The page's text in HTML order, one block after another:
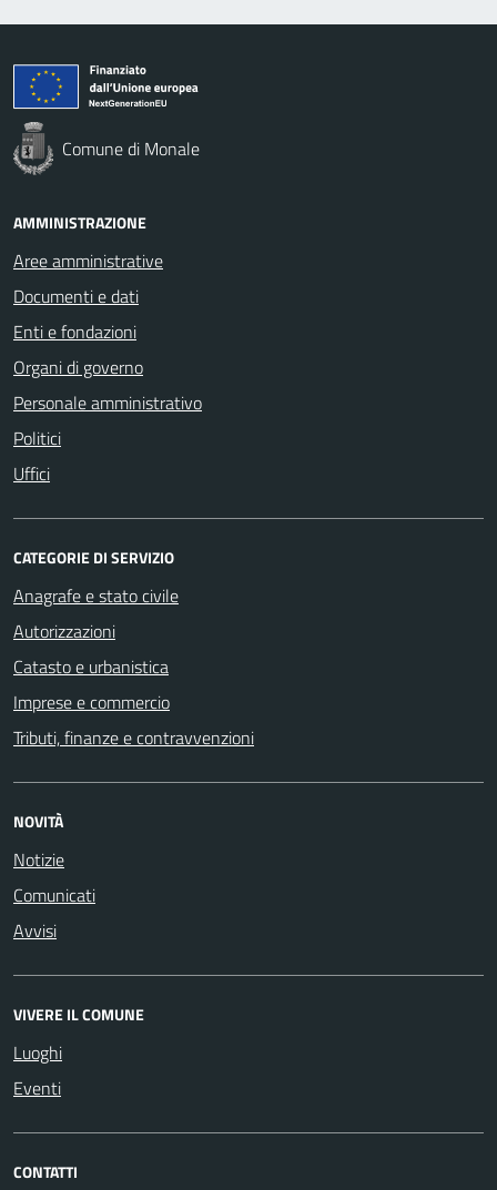
Comune di Monale
AMMINISTRAZIONE
Aree amministrative
Documenti e dati
Enti e fondazioni
Organi di governo
Personale amministrativo
Politici
Uffici
CATEGORIE DI SERVIZIO
Anagrafe e stato civile
Autorizzazioni
Catasto e urbanistica
Imprese e commercio
Tributi, finanze e contravvenzioni
NOVITÀ
Notizie
Comunicati
Avvisi
VIVERE IL COMUNE
Luoghi
Eventi
CONTATTI